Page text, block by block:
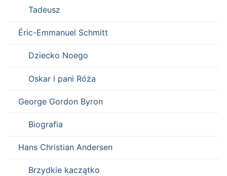
Tadeusz
Éric-Emmanuel Schmitt
Dziecko Noego
Oskar i pani Róża
George Gordon Byron
Biografia
Hans Christian Andersen
Brzydkie kaczątko